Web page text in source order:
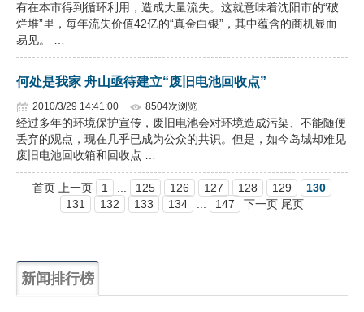
有在本市得到循环利用，造成大量流失。这就意味着沈阳市的“破
烂堆”里，每年流失价值42亿的“真金白银”，其中蕴含的商机显而
易见。 …
何处是我家 舟山亟待建立“废旧电池回收点”
2010/3/29 14:41:00 8504次浏览
经过多年的环境保护宣传，废旧电池会对环境造成污染、不能随便
丢弃的观点，现在几乎已成为公众的共识。但是，如今岛城却难见
废旧电池回收箱和回收点 …
首页 上一页 1 125 126 127 128 129
130
131
132 133 134 147 下一页 尾页
新闻排行榜